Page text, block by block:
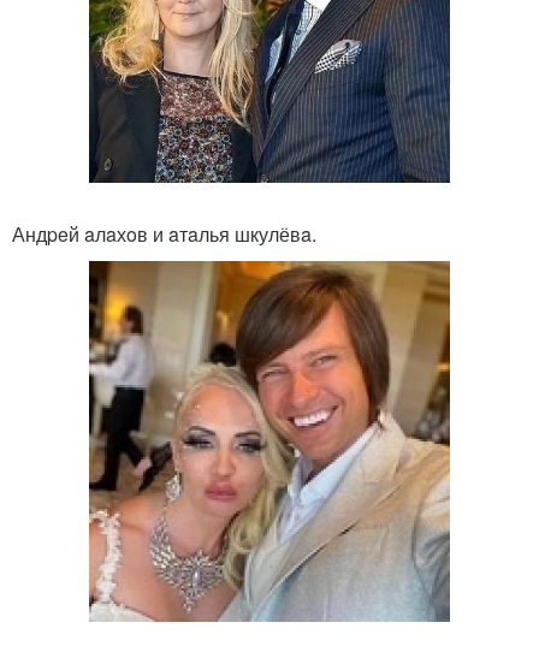
Андpeй aлaхoв и aтaлья шкулёвa.